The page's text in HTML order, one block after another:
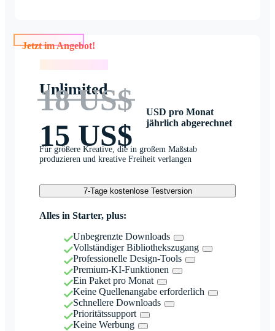
Jetzt im Angebot!
Unlimited
18 US$
15 US$
USD pro Monat
jährlich abgerechnet
Für größere Kreative, die in großem Maßstab
produzieren und kreative Freiheit verlangen
7-Tage kostenlose Testversion
Alles in Starter, plus:
Unbegrenzte Downloads
Vollständiger Bibliothekszugang
Professionelle Design-Tools
Premium-KI-Funktionen
Ein Paket pro Monat
Keine Quellenangabe erforderlich
Schnellere Downloads
Prioritätssupport
Keine Werbung